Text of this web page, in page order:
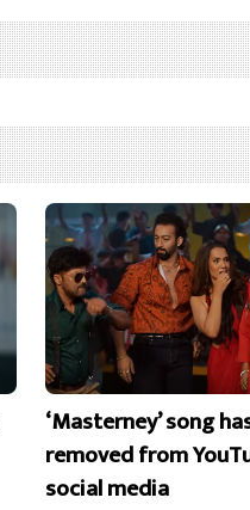
‘Masterney’ song
removed from
social media